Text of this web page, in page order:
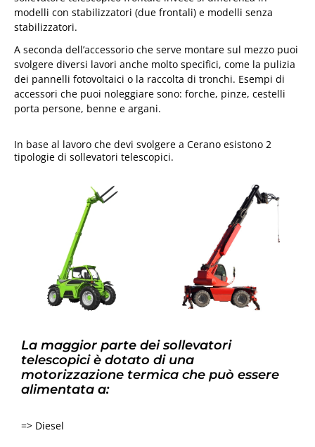
modelli con stabilizzatori (due frontali) e modelli senza
stabilizzatori.
A seconda dell’accessorio che serve montare sul mezzo puoi
svolgere diversi lavori anche molto specifici, come la pulizia
dei pannelli fotovoltaici o la raccolta di tronchi. Esempi di
accessori che puoi noleggiare sono: forche, pinze, cestelli
porta persone, benne e argani.
In base al lavoro che devi svolgere a Cerano esistono 2
tipologie di sollevatori telescopici.
La maggior parte dei sollevatori
telescopici è dotato di una
motorizzazione termica che può essere
alimentata a:
=> Diesel